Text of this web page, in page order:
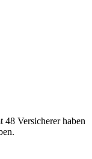
48 Versicherer haben